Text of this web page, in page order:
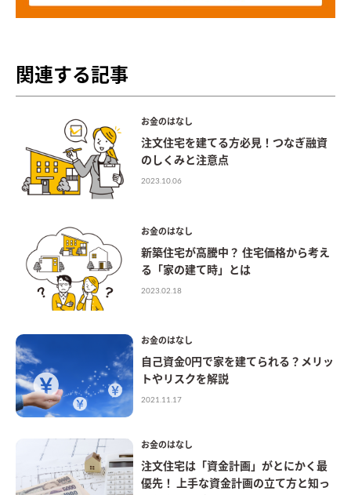
関連する記事
お金のはなし
注文住宅を建てる方必見！つなぎ融資
のしくみと注意点
2023.10.06
お金のはなし
新築住宅が高騰中？ 住宅価格から考え
る「家の建て時」とは
2023.02.18
お金のはなし
自己資金0円で家を建てられる？メリッ
トやリスクを解説
2021.11.17
お金のはなし
注文住宅は「資金計画」がとにかく最
優先！ 上手な資金計画の立て方と知っ